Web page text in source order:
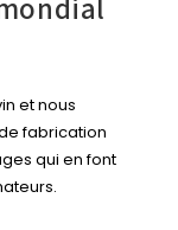
et nous
fabrication
qui en font